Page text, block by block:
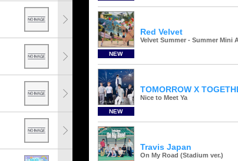
NEW
Red Velvet
Velvet Summer - Summer Mini
NEW
TOMORROW X
Nice to Meet Ya
Travis Japan
On My Road (Stadium ver.)